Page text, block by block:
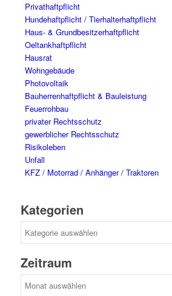
Privathaftpflicht
Hundehaftpflicht / Tierhalterhaftpflicht
Haus- & Grundbesitzerhaftpflicht
Oeltankhaftpflicht
Hausrat
Wohngebäude
Photovoltaik
Bauherrenhaftpflicht & Bauleistung
Feuerrohbau
privater Rechtsschutz
gewerblicher Rechtsschutz
Risikoleben
Unfall
KFZ / Motorrad / Anhänger / Traktoren
Kategorien
Zeitraum